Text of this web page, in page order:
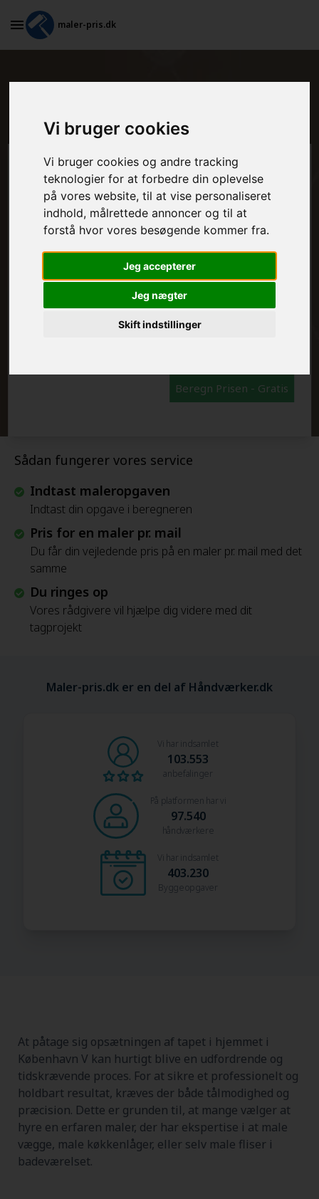
Vi bruger cookies
Vi bruger cookies og andre tracking
teknologier for at forbedre din oplevelse
på vores website, til at vise personaliseret
indhold, målrettede annoncer og til at
forstå hvor vores besøgende kommer fra.
Jeg accepterer
Jeg nægter
Skift indstillinger
maler-pris.dk
København V?
Sådan fungerer vores service
Indtast maleropgaven
Indtast din opgave i beregneren
Pris for en maler pr. mail
Du får din vejledende pris på en maler pr. mail med det
samme
Du ringes op
Vores rådgivere vil hjælpe dig videre med dit
tagprojekt
Beregn prisen her
MALEROPGAVER - INDVENDIGT:
MALEROPGAVER - UDVENDIGT:
FRAFLYTNINGSPAKKE:
Beregn Prisen - Gratis
Maler-pris.dk er en del af Håndværker.dk
Vi har indsamlet
103.553
anbefalinger
På platformen har vi
97.540
håndværkere
Vi har indsamlet
403.230
Byggeopgaver
At påtage sig opsætningen af tapet i hjemmet i
København V kan hurtigt blive en udfordrende og
tidskrævende proces. For at sikre et professionelt og
holdbart resultat, kræves der både tålmodighed og
præcision. Dette er grunden til, at mange vælger at
hyre en erfaren maler, der har ekspertise i at male
vægge, male køkkenlåger, eller selv male fliser i
badeværelset.